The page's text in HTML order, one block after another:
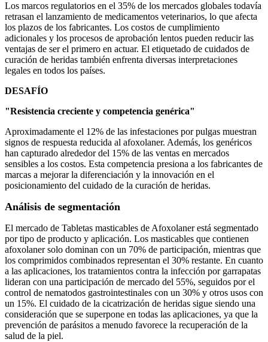
Los marcos regulatorios en el 35% de los mercados globales todavía
retrasan el lanzamiento de medicamentos veterinarios, lo que afecta
los plazos de los fabricantes. Los costos de cumplimiento
adicionales y los procesos de aprobación lentos pueden reducir las
ventajas de ser el primero en actuar. El etiquetado de cuidados de
curación de heridas también enfrenta diversas interpretaciones
legales en todos los países.
DESAFÍO
"Resistencia creciente y competencia genérica"
Aproximadamente el 12% de las infestaciones por pulgas muestran
signos de respuesta reducida al afoxolaner. Además, los genéricos
han capturado alrededor del 15% de las ventas en mercados
sensibles a los costos. Esta competencia presiona a los fabricantes de
marcas a mejorar la diferenciación y la innovación en el
posicionamiento del cuidado de la curación de heridas.
Análisis de segmentación
El mercado de Tabletas masticables de Afoxolaner está segmentado
por tipo de producto y aplicación. Los masticables que contienen
afoxolaner solo dominan con un 70% de participación, mientras que
los comprimidos combinados representan el 30% restante. En cuanto
a las aplicaciones, los tratamientos contra la infección por garrapatas
lideran con una participación de mercado del 55%, seguidos por el
control de nematodos gastrointestinales con un 30% y otros usos con
un 15%. El cuidado de la cicatrización de heridas sigue siendo una
consideración que se superpone en todas las aplicaciones, ya que la
prevención de parásitos a menudo favorece la recuperación de la
salud de la piel.